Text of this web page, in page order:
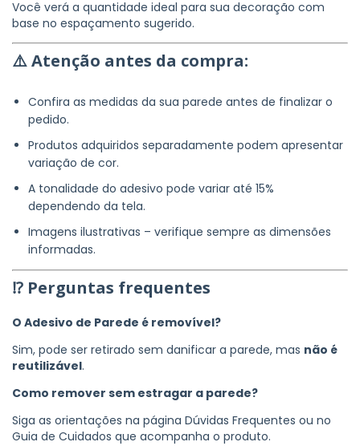
Você verá a quantidade ideal para sua decoração com
base no espaçamento sugerido.
⚠️Atenção antes da compra:
Confira as medidas da sua parede antes de finalizar o
pedido.
Produtos adquiridos separadamente podem apresentar
variação de cor.
A tonalidade do adesivo pode variar até 15%
dependendo da tela.
Imagens ilustrativas – verifique sempre as dimensões
informadas.
⁉ Perguntas frequentes
O Adesivo de Parede é removível?
Sim, pode ser retirado sem danificar a parede, mas não é
reutilizável.
Como remover sem estragar a parede?
Siga as orientações na página Dúvidas Frequentes ou no
Guia de Cuidados que acompanha o produto.